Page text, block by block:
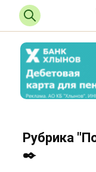
Рубрика
✒️